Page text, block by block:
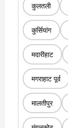
कुलतली
कुर्सियांग
मदारीहाट
मगराहाट पूर्व
मालतीपुर